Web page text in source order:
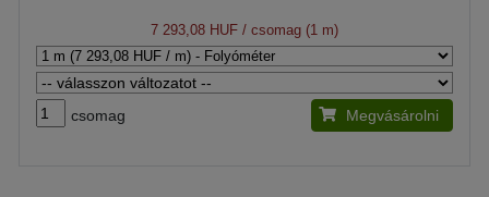
7 293,08 HUF / csomag (1 m)
csomag Megvásárolni